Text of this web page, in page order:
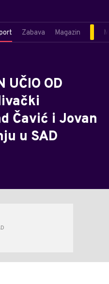
Zabava Magazin
UČIO OD
Čavić i Jovan
u SAD